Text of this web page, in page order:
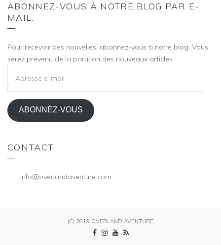
ABONNEZ-VOUS À NOTRE BLOG PAR E-
MAIL.
Pour recevoir des nouvelles, abonnez-vous à notre blog. Vous
serez prévenu de la parution des nouveaux articles.
MAIL
ABONNEZ-VOUS
CONTACT
info@overlandaventure.com
(C) 2019 OVERLAND AVENTURE